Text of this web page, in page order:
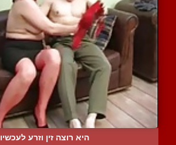
היא רוצה זין וזרע לעכשיו